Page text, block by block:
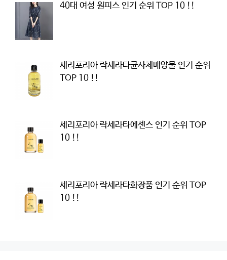
40대 여성 원피스 인기 순위 TOP 10 !!
세리포리아 락세라타균사체배양물 인기 순위
TOP 10 !!
세리포리아 락세라타에센스 인기 순위 TOP
10 !!
세리포리아 락세라타화장품 인기 순위 TOP
10 !!